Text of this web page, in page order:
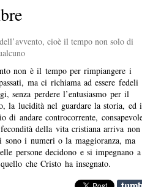
cioè il tempo non solo di
non è il tempo per rimpiangere i
ma ci richiama ad essere fedeli
senza perdere l’entusiasmo per il
la lucidità nel guardare la storia, ed
di andare controcorrente,
della vita cristiana arriva non
sono i numeri o la maggioranza, ma
persone decidono e si impegnano a
che Cristo ha insegnato.